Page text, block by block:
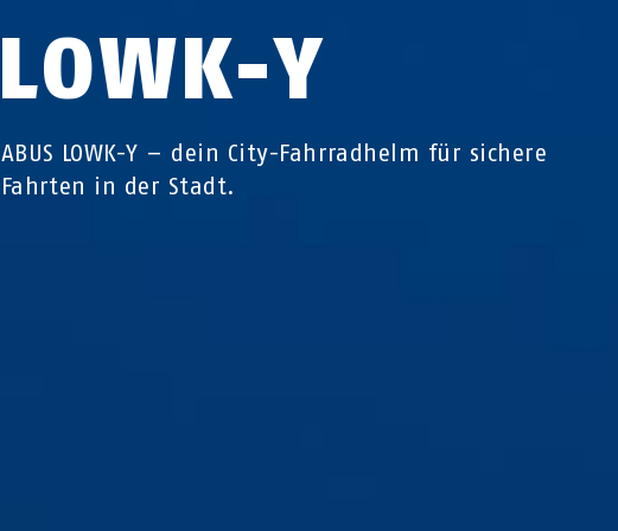
LOWK-Y
ABUS LOWK-Y – dein City-Fahrradhelm für sichere
Fahrten in der Stadt.